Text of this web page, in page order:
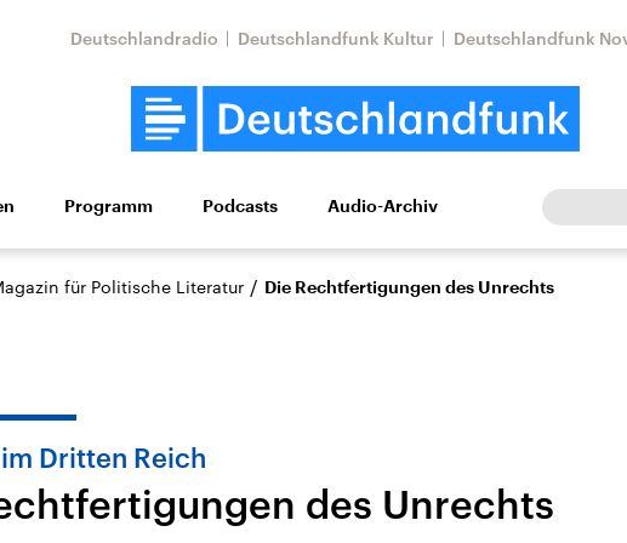
Deutschlandradio Deutschlandfunk Kultur Deutschlandfunk
Wirtschaft Wissen Kultur Europa
Musik
USA
Aktuelle Beiträge,
Nahostkonflikt
Iran
Programm Podcasts Audio-Archiv
für Politische Literatur / Die Rechtfertigungen des Unrechts
Dritten Reich
des Unrechts